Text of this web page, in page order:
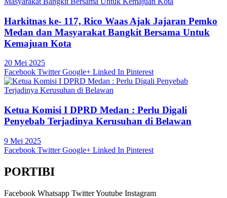
Harkitnas ke- 117, Rico Waas Ajak Jajaran Pemko
Medan dan Masyarakat Bangkit Bersama Untuk
Kemajuan Kota
20 Mei 2025
Facebook Twitter Google+ Linked In Pinterest
Ketua Komisi I DPRD Medan : Perlu Digali
Penyebab Terjadinya Kerusuhan di Belawan
9 Mei 2025
Facebook Twitter Google+ Linked In Pinterest
PORTIBI
Facebook Whatsapp TwitterYoutube Instagram